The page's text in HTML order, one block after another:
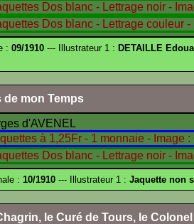
: 09/1910 --- Illustrateur 1 : DETAILLE
de mon Temps
d'AVENEL
: 10/1910 --- Illustrateur 1 : Jaquette non
le Curé de Tours, le